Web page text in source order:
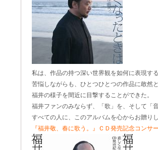
私は、作品の持つ深い世界観を如何に表現す
苦悩しながらも、ひとつひとつの作品に敢然
福井の様子を間近に目撃することができた。
福井ファンのみならず、「歌」を、そして「
すべての人に、このアルバムを心からお贈りし
『福井敬、春に歌う。』ＣＤ発売記念コンサ